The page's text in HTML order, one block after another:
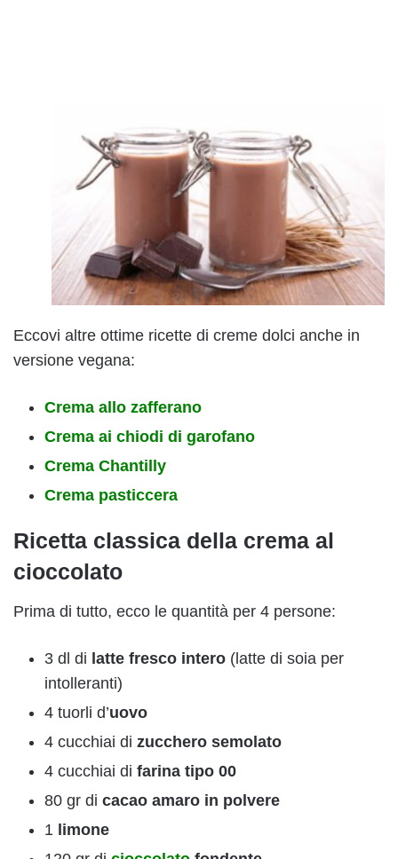
Eccovi altre ottime ricette di creme dolci anche in
versione vegana:
Crema allo zafferano
Crema ai chiodi di garofano
Crema Chantilly
Crema pasticcera
Ricetta classica della crema al
cioccolato
Prima di tutto, ecco le quantità per 4 persone:
3 dl di latte fresco intero (latte di soia per
intolleranti)
4 tuorli d’uovo
4 cucchiai di zucchero semolato
4 cucchiai di farina tipo 00
80 gr di cacao amaro in polvere
1 limone